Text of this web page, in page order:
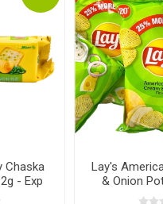
Chaska
- Exp
Lay's
& Onion
52g -